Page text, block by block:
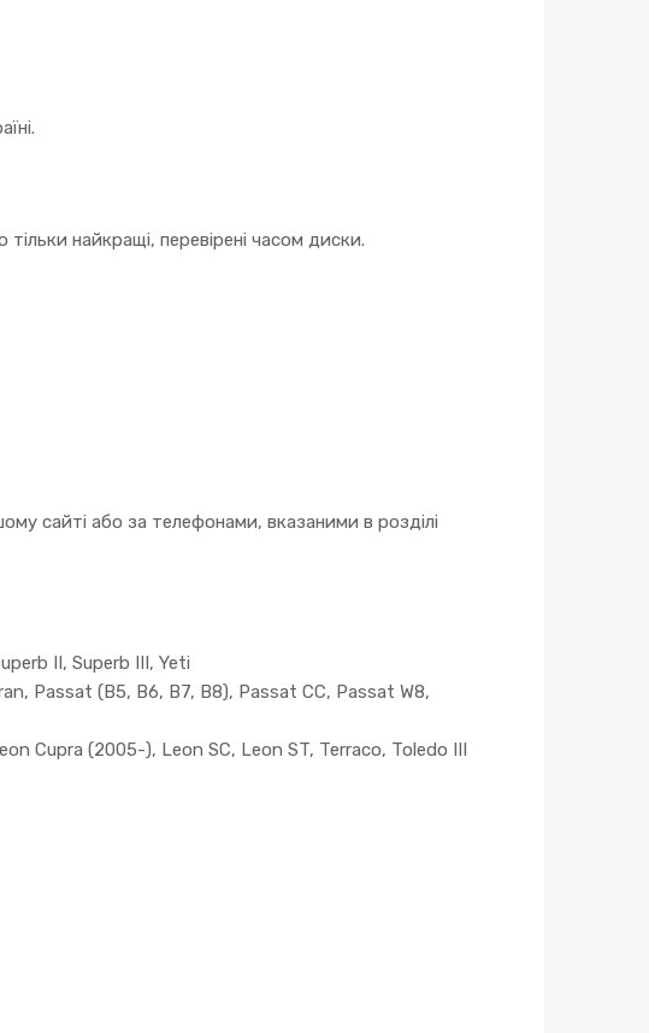
найкращі, перевірені часом диски.
сайті або за телефонами, вказаними в розділі
II, Superb III, Yeti
Passat (B5, B6, B7, B8), Passat CC, Passat W8,
Cupra (2005-), Leon SC, Leon ST, Terraco, Toledo III